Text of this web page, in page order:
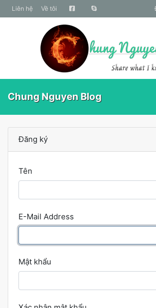
liên hệ Về tôi
Chung Nguyen Blog
Đăng ký
Tên
E-Mail Address
Mật khẩu